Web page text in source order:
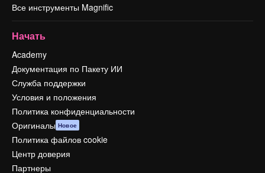
Все инструменты Magnific
Начать
Academy
Документация по Пакету ИИ
Служба поддержки
Условия и положения
Политика конфиденциальности
Оригиналы Новое
Политика файлов cookie
Центр доверия
Партнеры